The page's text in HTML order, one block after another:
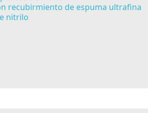
recubirmiento de espuma ultrafina
nitrilo